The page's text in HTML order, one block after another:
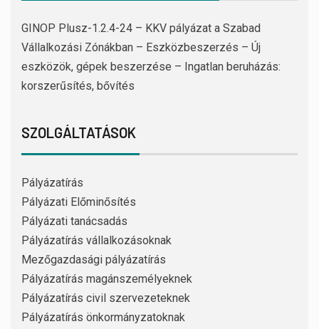
GINOP Plusz-1.2.4-24 – KKV pályázat a Szabad
Vállalkozási Zónákban – Eszközbeszerzés – Új
eszközök, gépek beszerzése – Ingatlan beruházás:
korszerűsítés, bővítés
SZOLGÁLTATÁSOK
Pályázatírás
Pályázati Előminősítés
Pályázati tanácsadás
Pályázatírás vállalkozásoknak
Mezőgazdasági pályázatírás
Pályázatírás magánszemélyeknek
Pályázatírás civil szervezeteknek
Pályázatírás önkormányzatoknak